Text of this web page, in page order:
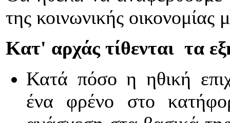
της κοινωνικής οικονομίας
Κατ' αρχάς τίθενται τα
Κατά πόσο η ηθική
ένα φρένο στο